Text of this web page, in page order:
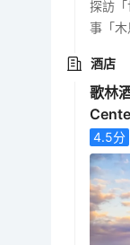
探訪
事「木
酒店
歌林
4.5分